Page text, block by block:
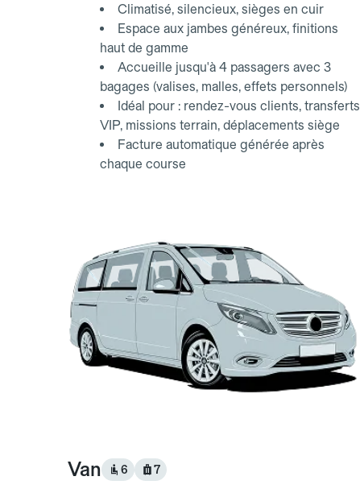
Climatisé, silencieux, sièges en cuir
Espace aux jambes généreux, finitions
haut de gamme
Accueille jusqu'à 4 passagers avec 3
bagages (valises, malles, effets personnels)
Idéal pour : rendez-vous clients, transferts
VIP, missions terrain, déplacements siège
Facture automatique générée après
chaque course
Van 6 7